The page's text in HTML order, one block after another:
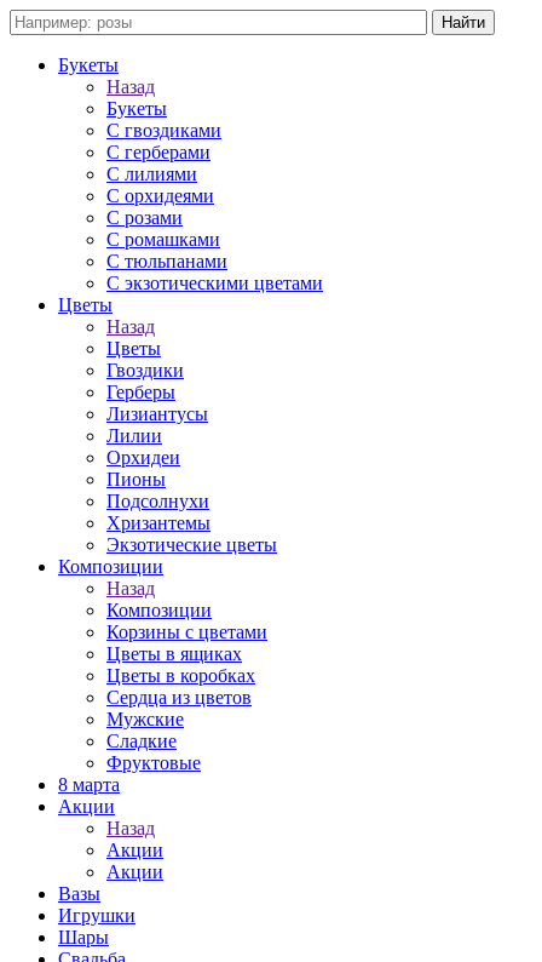
Букеты
Назад
Букеты
С гвоздиками
С герберами
С лилиями
С орхидеями
С розами
С ромашками
С тюльпанами
С экзотическими цветами
Цветы
Назад
Цветы
Гвоздики
Герберы
Лизиантусы
Лилии
Орхидеи
Пионы
Подсолнухи
Хризантемы
Экзотические цветы
Композиции
Назад
Композиции
Корзины с цветами
Цветы в ящиках
Цветы в коробках
Сердца из цветов
Мужские
Сладкие
Фруктовые
8 марта
Акции
Назад
Акции
Акции
Вазы
Игрушки
Шары